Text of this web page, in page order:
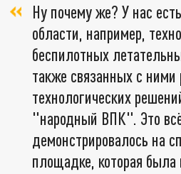
Ну почему же? У нас
области, например,
беспилотных
также связанных с
технологических
"народный ВПК". Это
демонстрировалось на
площадке, которая была